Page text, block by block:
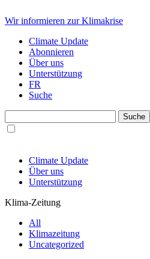
Wir informieren zur Klimakrise
Climate Update
Abonnieren
Über uns
Unterstützung
FR
Suche
Climate Update
Über uns
Unterstützung
Klima-Zeitung
All
Klimazeitung
Uncategorized